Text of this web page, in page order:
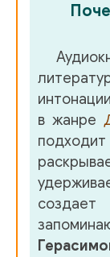
в жанре